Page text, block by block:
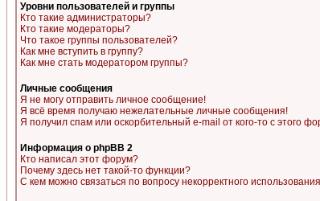
Уровни пользователей и группы
Кто такие администраторы?
Кто такие модераторы?
Что такое группы пользователей?
Как мне вступить в группу?
Как мне стать модератором группы?
Личные сообщения
Я не могу отправить личное сообщение!
Я всё время получаю нежелательные личные сообщения!
Я получил спам или оскорбительный e-mail от кого-то с этого
Информация о phpBB 2
Кто написал этот форум?
Почему здесь нет такой-то функции?
С кем можно связаться по вопросу некорректного